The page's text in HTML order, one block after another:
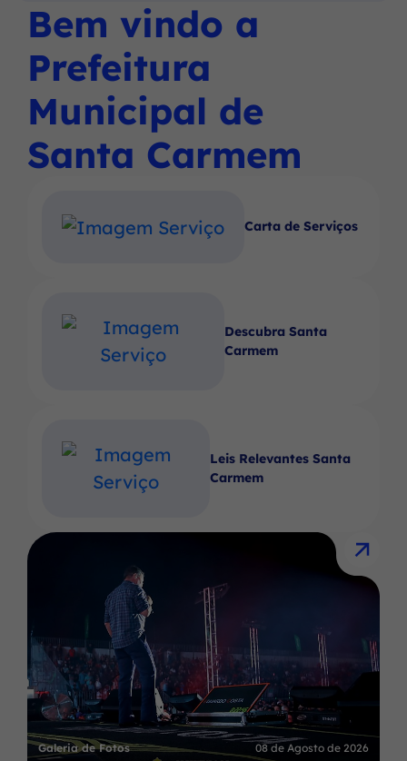
Ir
para
o
rodapé
[alt+4]
Instagram
Facebook
Youtube
menu
principal
Bem vindo a
Prefeitura
Municipal de
Santa Carmem
Carta de Serviços
Descubra Santa
Carmem
Leis Relevantes Santa
Carmem
Galeria de Fotos 08 de Agosto de 2026